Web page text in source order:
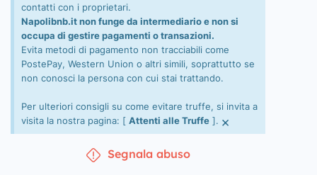
contatti con i proprietari.
Napolibnb.it non funge da intermediario e non si
occupa di gestire pagamenti o transazioni.
Evita metodi di pagamento non tracciabili come
PostePay, Western Union o altri simili, soprattutto se
non conosci la persona con cui stai trattando.
Per ulteriori consigli su come evitare truffe, si invita a
visita la nostra pagina: [ Attenti alle Truffe ]. ×
Segnala abuso